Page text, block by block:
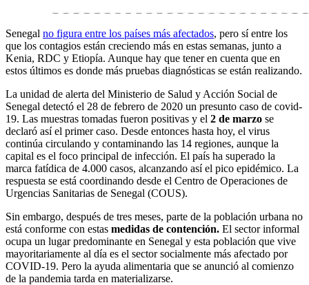
Senegal no figura entre los países más afectados, pero sí entre los
que los contagios están creciendo más en estas semanas, junto a
Kenia, RDC y Etiopía. Aunque hay que tener en cuenta que en
estos últimos es donde más pruebas diagnósticas se están realizando.
La unidad de alerta del Ministerio de Salud y Acción Social de
Senegal detectó el 28 de febrero de 2020 un presunto caso de covid-
19. Las muestras tomadas fueron positivas y el 2 de marzo se
declaró así el primer caso. Desde entonces hasta hoy, el virus
continúa circulando y contaminando las 14 regiones, aunque la
capital es el foco principal de infección. El país ha superado la
marca fatídica de 4.000 casos, alcanzando así el pico epidémico. La
respuesta se está coordinando desde el Centro de Operaciones de
Urgencias Sanitarias de Senegal (COUS).
Sin embargo, después de tres meses, parte de la población urbana no
está conforme con estas medidas de contención. El sector informal
ocupa un lugar predominante en Senegal y esta población que vive
mayoritariamente al día es el sector socialmente más afectado por
COVID-19. Pero la ayuda alimentaria que se anunció al comienzo
de la pandemia tarda en materializarse.